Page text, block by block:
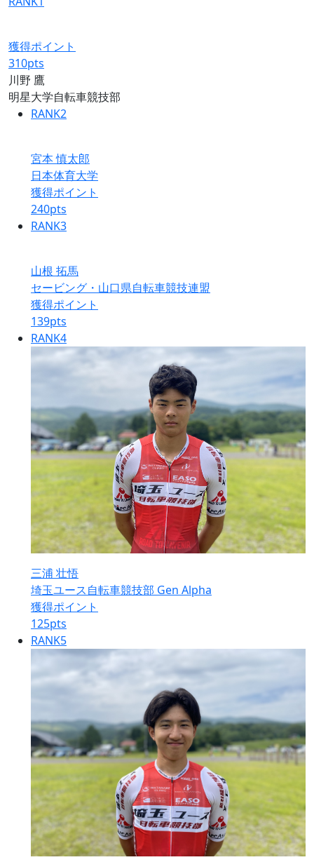
獲得ポイント
310pts
川野 鷹
明星大学自転車競技部
RANK2
宮本 慎太郎
日本体育大学
獲得ポイント
240pts
RANK3
山根 拓馬
セービング・山口県自転車競技連盟
獲得ポイント
139pts
RANK4
三浦 壮悟
埼玉ユース自転車競技部 Gen Alpha
獲得ポイント
125pts
RANK5